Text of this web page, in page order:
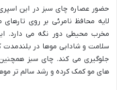
حضور عصاره چای سبز در این
لایه محافظ نامرئی بر روی
مخرب محیطی دور نگه می دارد.
سلامت و شادابی موها در
جلوگیری می کند. چای سبز
های مو کمک کرده و رشد سالم تر